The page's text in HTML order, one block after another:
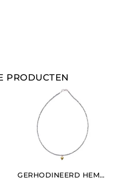
PRODUCTEN
GERHODINEERD HEMATIET COLLIER MET MIDDELGROOT VERGULD HART BEDELELEMENT